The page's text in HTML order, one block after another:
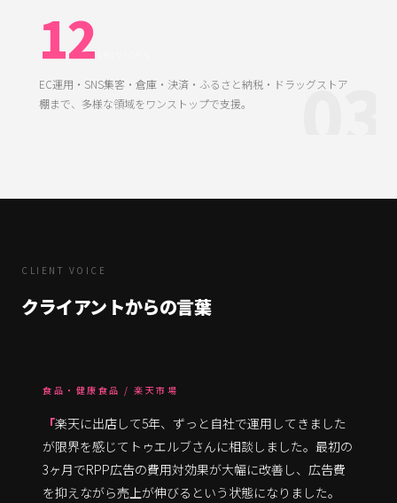
12
EC運用・SNS集客・倉庫・決済・ふるさと納税・ドラッグストア
棚まで、多様な領域をワンストップで支援。
03
CLIENT VOICE
クライアントからの言葉
食品・健康食品 / 楽天市場
楽天に出店して5年、ずっと自社で運用してきました
が限界を感じてトゥエルブさんに相談しました。最初の
3ヶ月でRPP広告の費用対効果が大幅に改善し、広告費
を抑えながら売上が伸びるという状態になりました。